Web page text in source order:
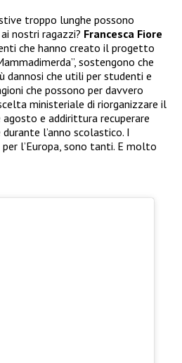
troppo lunghe possono
nostri ragazzi? Francesca Fiore
che hanno creato il progetto
sostengono che
dannosi che utili per studenti e
che possono per davvero
ministeriale di riorganizzare il
e addirittura recuperare
l’anno scolastico. I
l’Europa, sono tanti. E molto